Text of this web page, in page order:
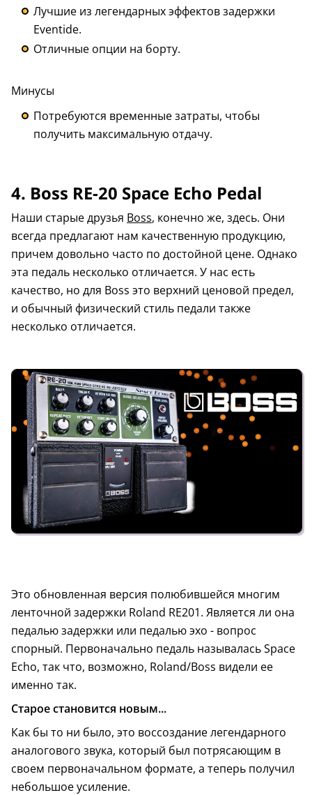
Лучшие из легендарных эффектов задержки
Eventide.
Отличные опции на борту.
Минусы
Потребуются временные затраты, чтобы
получить максимальную отдачу.
4. Boss RE-20 Space Echo Pedal
Наши старые друзья Boss, конечно же, здесь. Они
всегда предлагают нам качественную продукцию,
причем довольно часто по достойной цене. Однако
эта педаль несколько отличается. У нас есть
качество, но для Boss это верхний ценовой предел,
и обычный физический стиль педали также
несколько отличается.
Это обновленная версия полюбившейся многим
ленточной задержки Roland RE201. Является ли она
педалью задержки или педалью эхо - вопрос
спорный. Первоначально педаль называлась Space
Echo, так что, возможно, Roland/Boss видели ее
именно так.
Старое становится новым...
Как бы то ни было, это воссоздание легендарного
аналогового звука, который был потрясающим в
своем первоначальном формате, а теперь получил
небольшое усиление.